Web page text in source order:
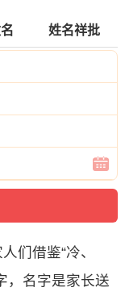
姓名祥批
们借鉴“冷、
，名字是家长送